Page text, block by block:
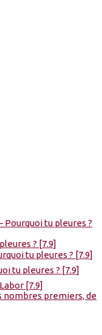
[7.9]
nombres premiers, de